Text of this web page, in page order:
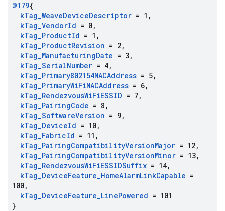
@179{
kTag_WeaveDeviceDescriptor = 1 ,
kTag_VendorId = 0,
kTag_ProductId = 1 ,
kTag_ProductRevision = 2,
kTag_ManufacturingDate = 3,
kTag_SerialNumber = 4,
kTag_Primary802154MACAddress = 5,
kTag_PrimaryWiFiMACAddress = 6,
kTag_RendezvousWiFiESSID = 7,
kTag_PairingCode = 8 ,
kTag_SoftwareVersion = 9,
kTag_DeviceId = 10,
kTag_FabricId = 11 ,
kTag_PairingCompatibilityVersionMajor = 12,
kTag_PairingCompatibilityVersionMinor = 13,
kTag_RendezvousWiFiESSIDSuffix = 14,
kTag_DeviceFeature_HomeAlarmLinkCapable =
100,
kTag_DeviceFeature_LinePowered = 101
}